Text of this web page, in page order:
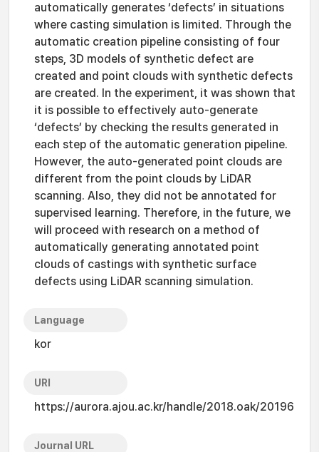
automatically generates ‘defects’ in situations
where casting simulation is limited. Through the
automatic creation pipeline consisting of four
steps, 3D models of synthetic defect are
created and point clouds with synthetic defects
are created. In the experiment, it was shown that
it is possible to effectively auto-generate
‘defects’ by checking the results generated in
each step of the automatic generation pipeline.
However, the auto-generated point clouds are
different from the point clouds by LiDAR
scanning. Also, they did not be annotated for
supervised learning. Therefore, in the future, we
will proceed with research on a method of
automatically generating annotated point
clouds of castings with synthetic surface
defects using LiDAR scanning simulation.
Language
kor
URI
https://aurora.ajou.ac.kr/handle/2018.oak/20196
Journal URL